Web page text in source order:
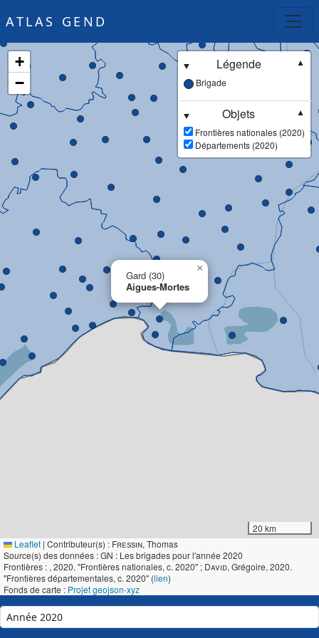
ATLAS GEND
Gard (30)
Aigues-Mortes
×
+
−
Légende
▼
Brigade
Objets
▼
Frontières nationales (2020)
Départements (2020)
20 km
Leaflet | Contributeur(s) : Fressin, Thomas
Source(s) des données : GN : Les brigades pour l'année 2020
Frontières : , 2020. "Frontières nationales, c. 2020" ; David, Grégoire, 2020.
"Frontières départementales, c. 2020" (lien)
Fonds de carte : Projet geojson-xyz